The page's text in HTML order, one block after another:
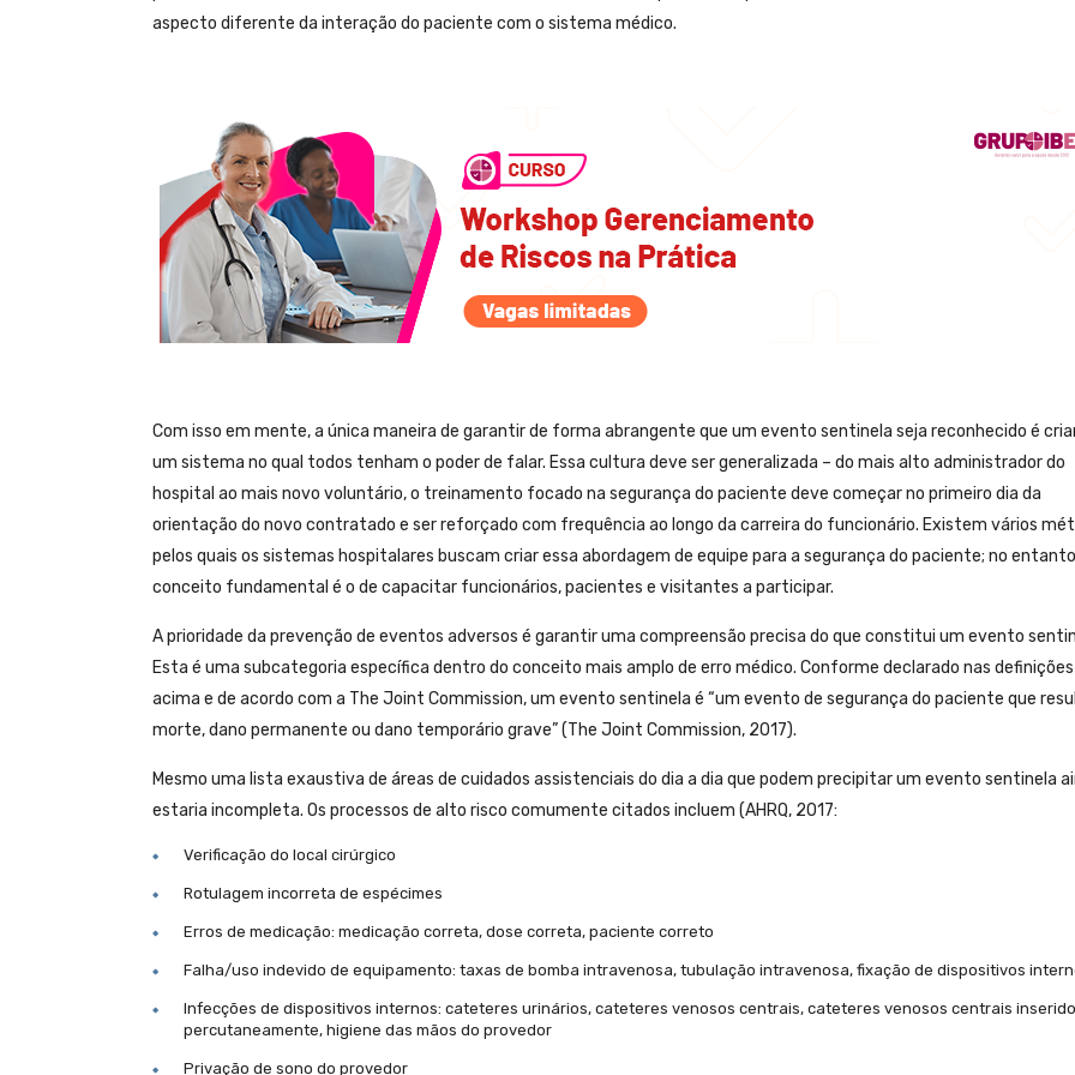
aspecto diferente da interação do paciente com o sistema médico.
Com isso em mente, a única maneira de garantir de forma abrangente que um evento sentinela seja reconhecido é
um sistema no qual todos tenham o poder de falar. Essa cultura deve ser generalizada – do mais alto administrador do
hospital ao mais novo voluntário, o treinamento focado na segurança do paciente deve começar no primeiro dia da
orientação do novo contratado e ser reforçado com frequência ao longo da carreira do funcionário. Existem vários
pelos quais os sistemas hospitalares buscam criar essa abordagem de equipe para a segurança do paciente; no
conceito fundamental é o de capacitar funcionários, pacientes e visitantes a participar.
A prioridade da prevenção de eventos adversos é garantir uma compreensão precisa do que constitui um evento
Esta é uma subcategoria específica dentro do conceito mais amplo de erro médico. Conforme declarado nas definições
acima e de acordo com a The Joint Commission, um evento sentinela é “um evento de segurança do paciente que
morte, dano permanente ou dano temporário grave” (The Joint Commission, 2017).
Mesmo uma lista exaustiva de áreas de cuidados assistenciais do dia a dia que podem precipitar um evento sentinela
estaria incompleta. Os processos de alto risco comumente citados incluem (AHRQ, 2017:
Verificação do local cirúrgico
Rotulagem incorreta de espécimes
Erros de medicação: medicação correta, dose correta, paciente correto
Falha/uso indevido de equipamento: taxas de bomba intravenosa, tubulação intravenosa, fixação de dispositivos
Infecções de dispositivos internos: cateteres urinários, cateteres venosos centrais, cateteres venosos centrais
percutaneamente, higiene das mãos do provedor
Privação de sono do provedor